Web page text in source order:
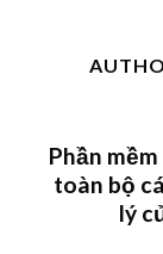
Phần
toàn bộ
lý